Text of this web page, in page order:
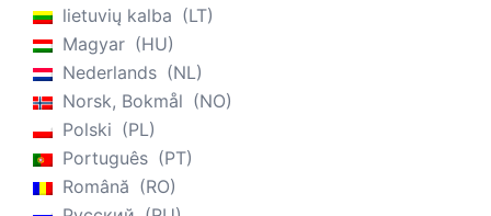
lietuvių kalba
LT
Magyar
HU
Nederlands
NL
Norsk, Bokmål
NO
Polski
PL
Português
PT
Română
RO